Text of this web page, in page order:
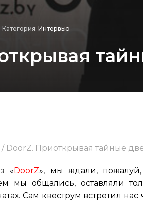
Категория: Интервью
/ DoorZ. Приоткрывая тайные
«DoorZ», мы ждали,
мы общались, оставляли
Сам квеструм встретил